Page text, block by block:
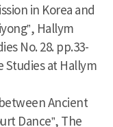
in Korea and
Hallym
No. 28. pp.33-
Studies at Hallym
between Ancient
Dance”, The